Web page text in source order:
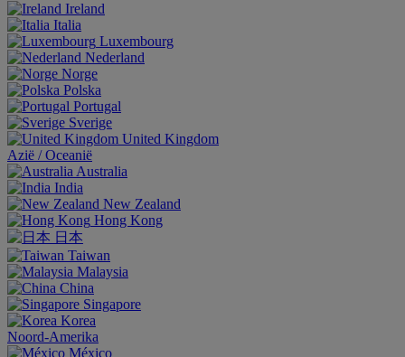
Ireland
Italia
Luxembourg
Nederland
Norge
Polska
Portugal
Sverige
United Kingdom
Aziё / Oceaniё
Australia
India
New Zealand
Hong Kong
日本
Taiwan
Malaysia
China
Singapore
Korea
Noord-Amerika
México